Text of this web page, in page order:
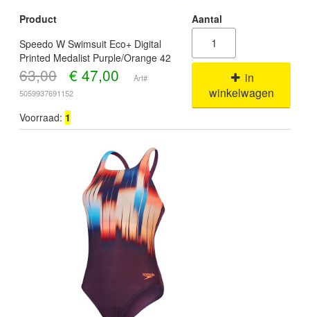
Product
Aantal
Speedo W Swimsuit Eco+ Digital
Printed Medalist Purple/Orange 42
63,00 € 47,00
Art#
5059937691152
winkelwagen
Voorraad: 1